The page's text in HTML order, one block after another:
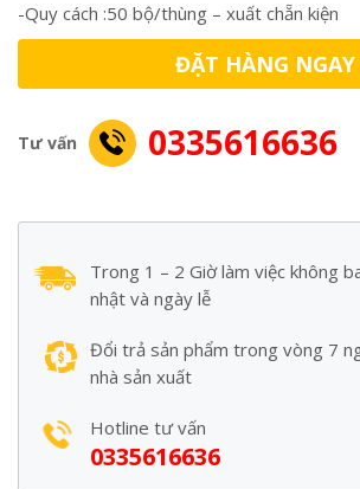
-Quy cách :50 bộ/thùng – xuất chẵn kiện
ĐẶT HÀNG NGAY
Tư vấn 0335616636
Trong 1 – 2 Giờ làm việc không
nhật và ngày lễ
Đổi trả sản phẩm trong vòng 7
nhà sản xuất
Hotline tư vấn
0335616636